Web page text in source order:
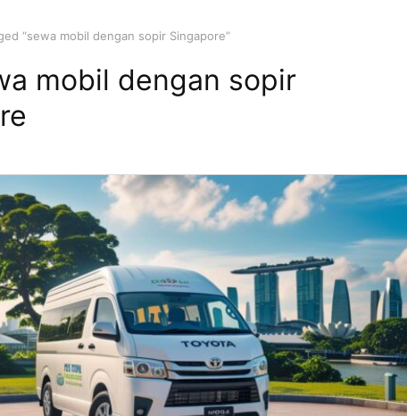
“sewa mobil dengan sopir Singapore”
mobil dengan sopir